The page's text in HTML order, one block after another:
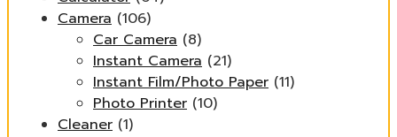
Camera (106)
Car Camera (8)
Instant Camera (21)
Instant Film/Photo Paper (11)
Photo Printer (10)
Cleaner (1)